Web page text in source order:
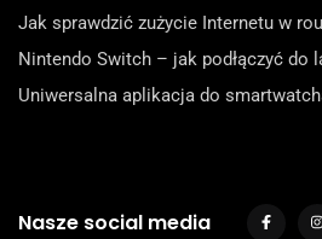
Jak sprawdzić zużycie Internetu w
Nintendo Switch – jak podłączyć do
Uniwersalna aplikacja do
Nasze social media